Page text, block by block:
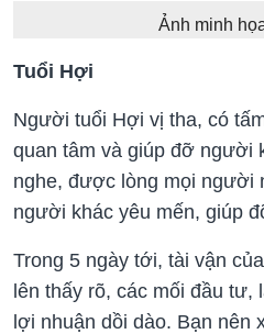
Ảnh minh
Tuổi Hợi
Người tuổi Hợi vị tha, có
quan tâm và giúp đỡ người
nghe, được lòng mọi người
người khác yêu mến, giúp
Trong 5 ngày tới, tài vận
lên thấy rõ, các mối đầu tư,
lợi nhuận dồi dào. Bạn nên